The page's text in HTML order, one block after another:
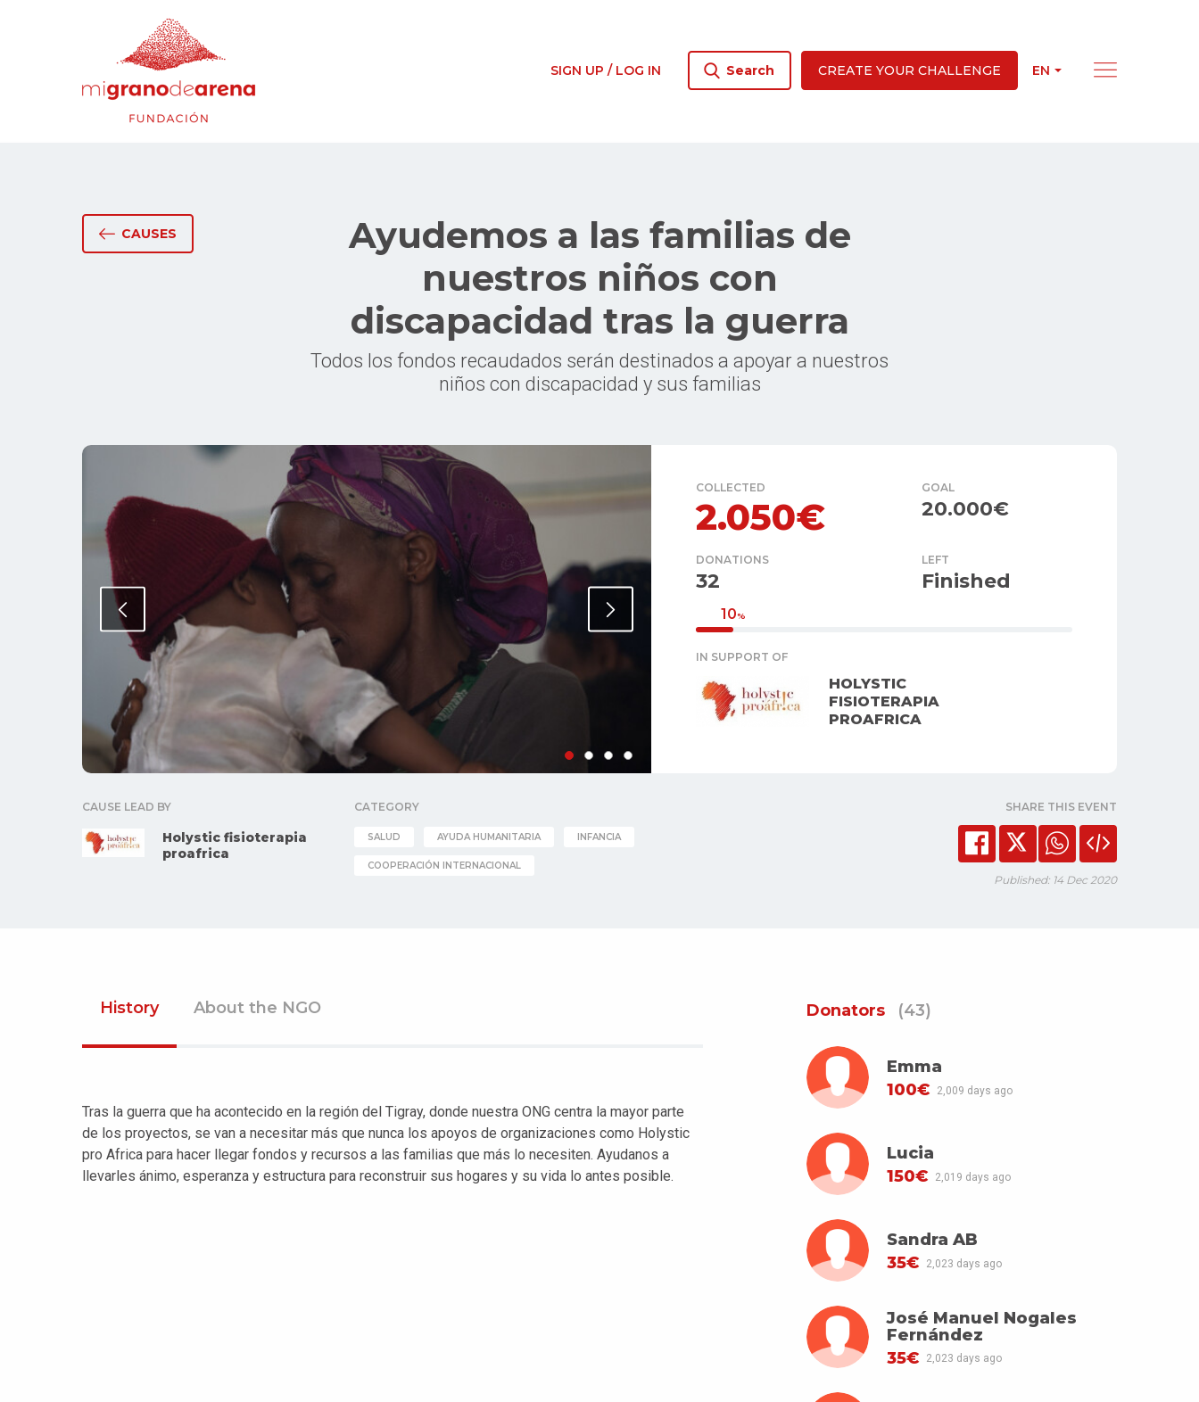
SIGN UP / LOG IN Search CREATE YOUR CHALLENGE EN
CAUSES
Ayudemos a las familias de
nuestros niños con
discapacidad tras la guerra
Todos los fondos recaudados serán destinados a apoyar a nuestros
niños con discapacidad y sus familias
COLLECTED
2.050€
GOAL
20.000€
DONATIONS
32
LEFT
Finished
10%
IN SUPPORT OF
HOLYSTIC
FISIOTERAPIA
PROAFRICA
CAUSE LEAD BY
Holystic fisioterapia
proafrica
CATEGORY
SALUD AYUDA HUMANITARIA INFANCIA
COOPERACIÓN INTERNACIONAL
SHARE THIS EVENT
Published: 14 Dec 2020
History About the NGO
Tras la guerra que ha acontecido en la región del Tigray, donde nuestra ONG centra la mayor parte
de los proyectos, se van a necesitar más que nunca los apoyos de organizaciones como Holystic
pro Africa para hacer llegar fondos y recursos a las familias que más lo necesiten. Ayudanos a
llevarles ánimo, esperanza y estructura para reconstruir sus hogares y su vida lo antes posible.
Donators (43)
Emma
100€
2,009 days ago
Lucia
150€
2,019 days ago
Sandra AB
35€
2,023 days ago
José Manuel Nogales
Fernández
35€
2,023 days ago